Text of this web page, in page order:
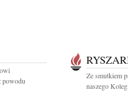
powodu
Ze smutkiem
naszego